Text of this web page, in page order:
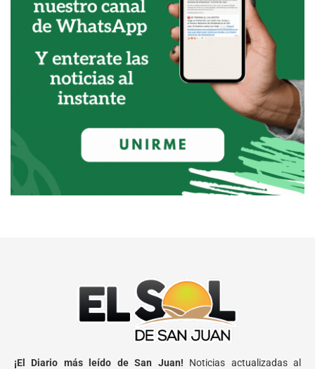
¡El Diario más leído de San Juan! Noticias actualizadas al